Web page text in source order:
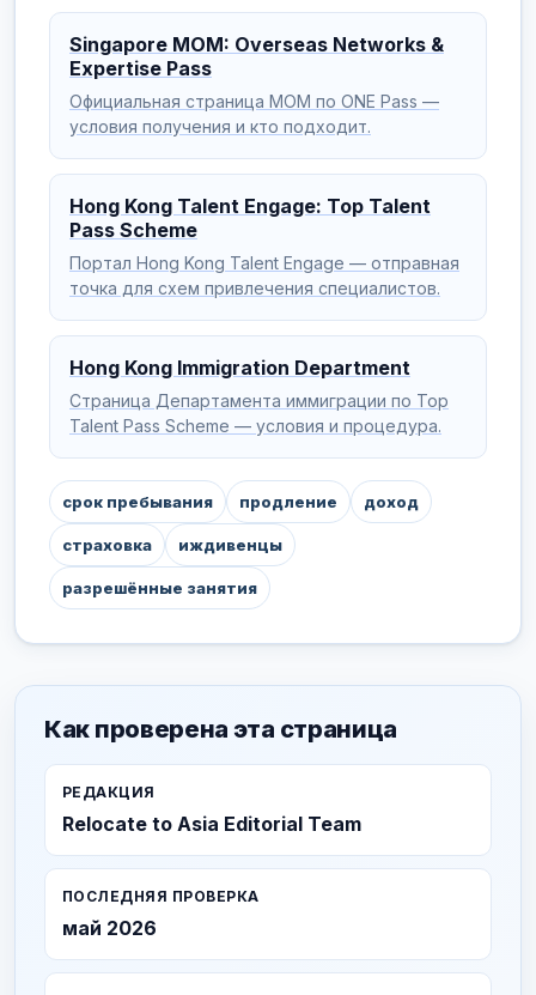
Singapore MOM: Overseas Networks &
Expertise Pass
Официальная страница MOM по ONE Pass —
условия получения и кто подходит.
Hong Kong Talent Engage: Top Talent
Pass Scheme
Портал Hong Kong Talent Engage — отправная
точка для схем привлечения специалистов.
Hong Kong Immigration Department
Страница Департамента иммиграции по Top
Talent Pass Scheme — условия и процедура.
срок пребывания продление доход
страховка иждивенцы
разрешённые занятия
Как проверена эта страница
РЕДАКЦИЯ
Relocate to Asia Editorial Team
ПОСЛЕДНЯЯ ПРОВЕРКА
май 2026